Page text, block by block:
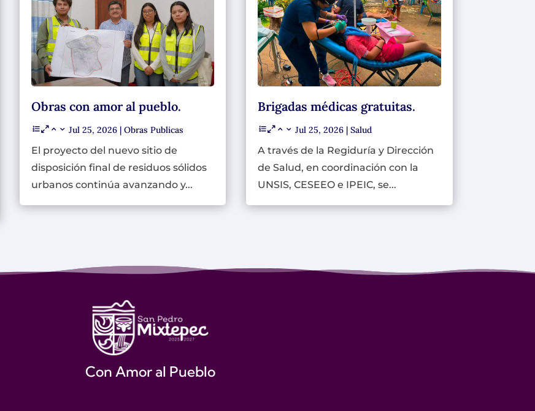
Obras con amor al pueblo.
Jul 25, 2026| Obras Publicas
El proyecto del nuevo sitio de
disposición final de residuos sólidos
urbanos continúa avanzando y...
Brigadas médicas gratuitas.
Jul 25, 2026| Salud
A través de la Regiduría y Dirección
de Salud, en coordinación con la
UNSIS, CESEEO e IPEIC, se...
Con Amor al Pueblo